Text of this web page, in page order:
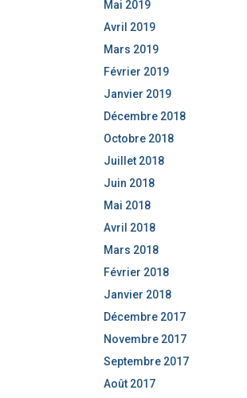
Mai 2019
Avril 2019
Mars 2019
Février 2019
Janvier 2019
Décembre 2018
Octobre 2018
Juillet 2018
Juin 2018
Mai 2018
Avril 2018
Mars 2018
Février 2018
Janvier 2018
Décembre 2017
Novembre 2017
Septembre 2017
Août 2017